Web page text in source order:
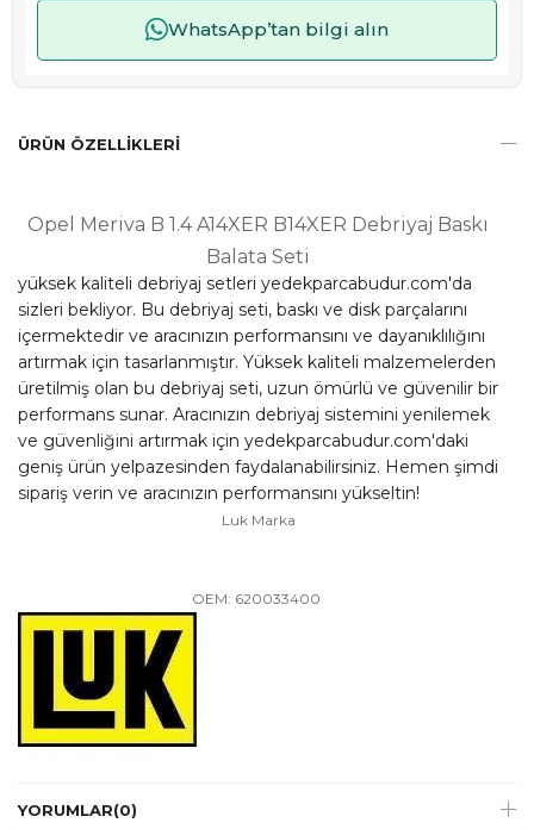
WhatsApp’tan bilgi alın
ÜRÜN ÖZELLIKLERI
Opel Meriva B 1.4 A14XER B14XER Debriyaj Baskı
Balata Seti
yüksek kaliteli debriyaj setleri yedekparcabudur.com'da
sizleri bekliyor. Bu debriyaj seti, baskı ve disk parçalarını
içermektedir ve aracınızın performansını ve dayanıklılığını
artırmak için tasarlanmıştır. Yüksek kaliteli malzemelerden
üretilmiş olan bu debriyaj seti, uzun ömürlü ve güvenilir bir
performans sunar. Aracınızın debriyaj sistemini yenilemek
ve güvenliğini artırmak için yedekparcabudur.com'daki
geniş ürün yelpazesinden faydalanabilirsiniz. Hemen şimdi
sipariş verin ve aracınızın performansını yükseltin!
Luk Marka
OEM: 620033400
YORUMLAR(0)